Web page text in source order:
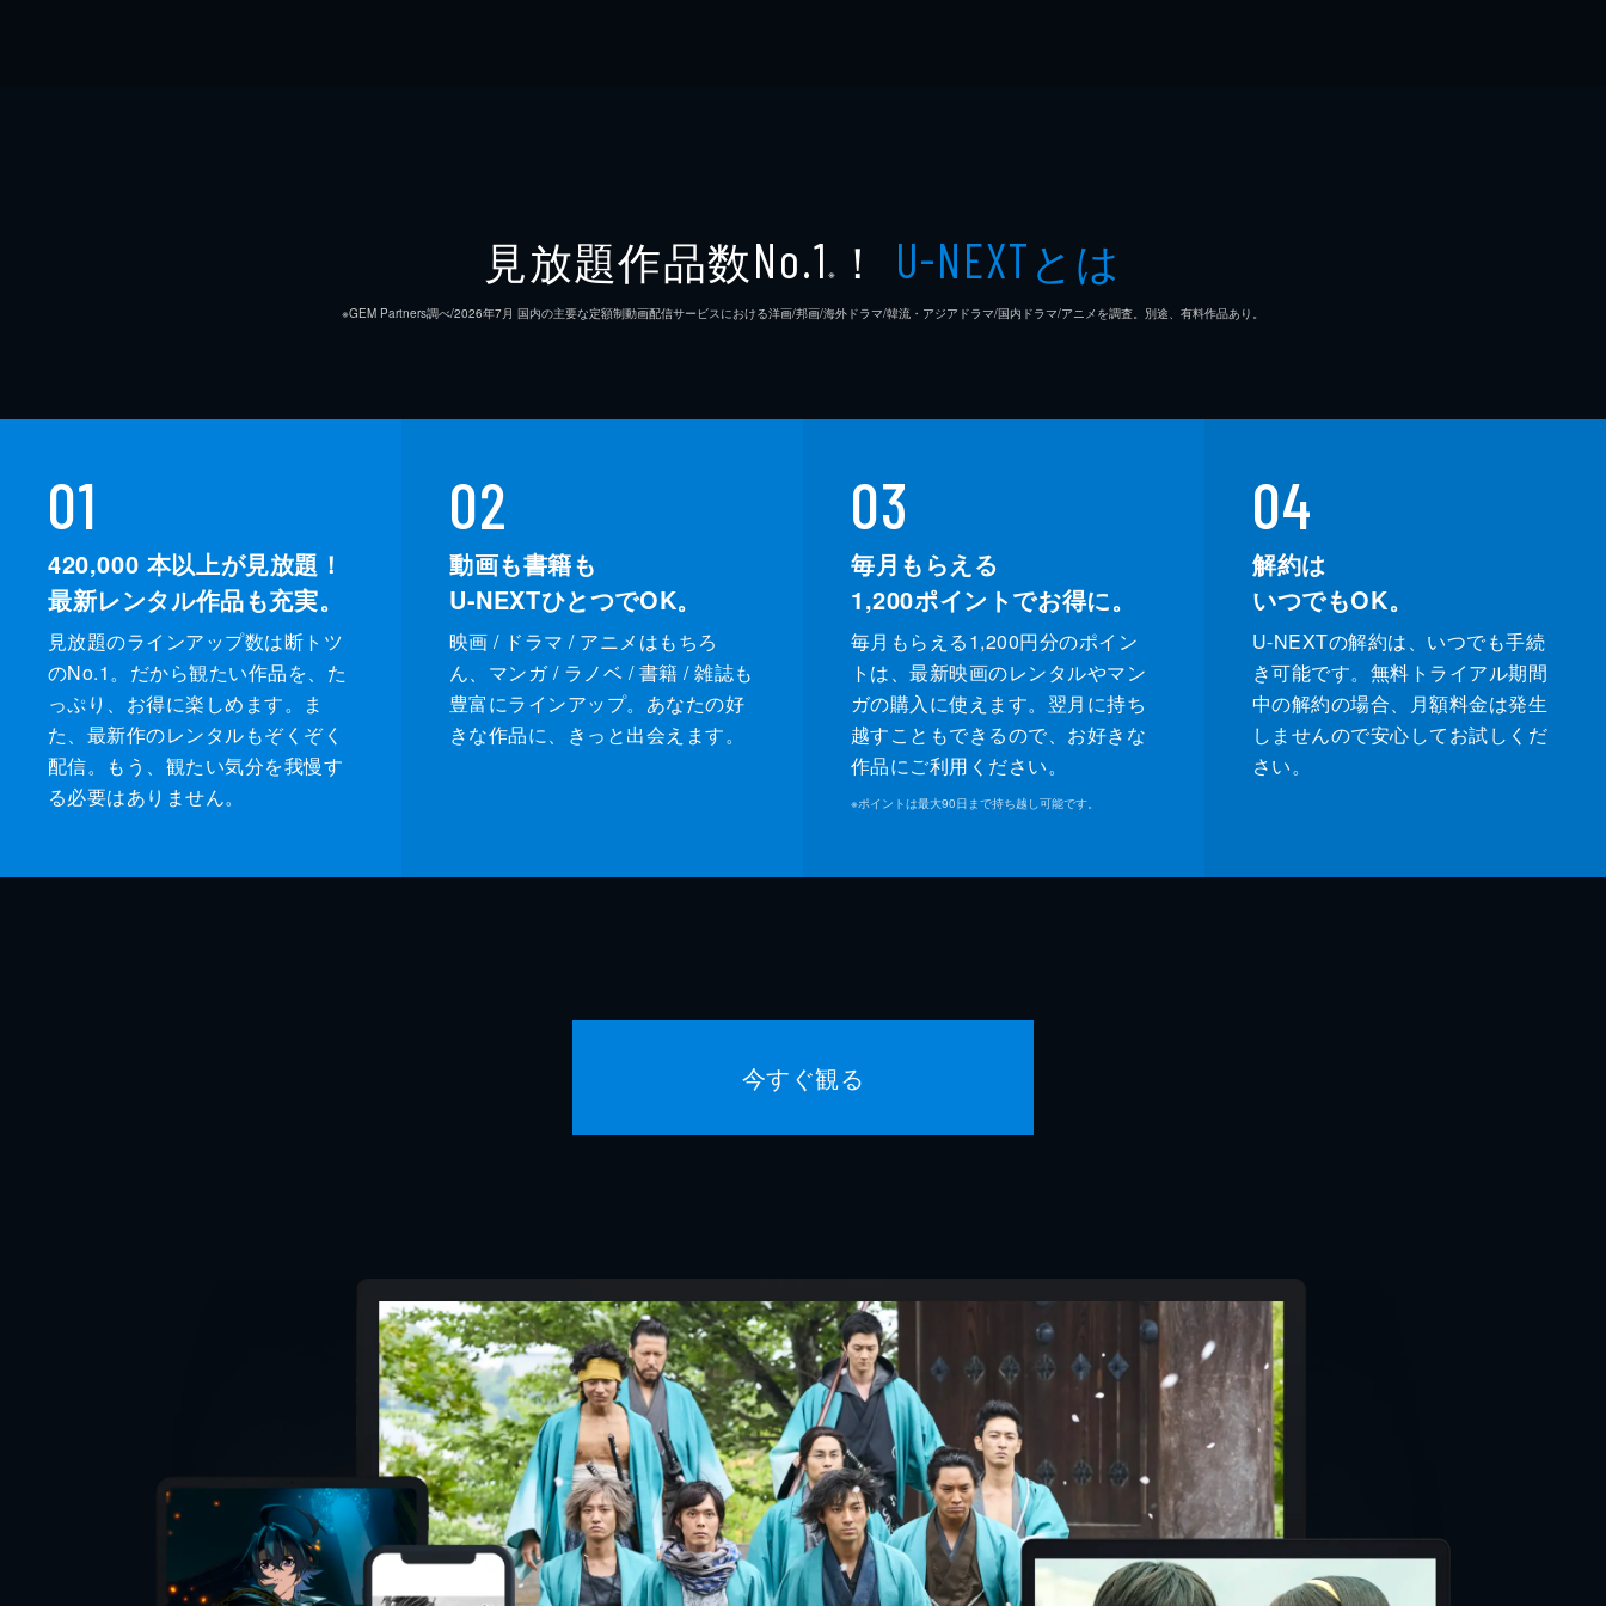
見放題作品数No.1 ※ ！ U-NEXTとは
※GEM Partners調べ/2026年7⽉ 国内の主要な定額制動画配信サービスにおける洋画/邦画/海外ドラマ/韓流・アジアドラマ/国内ドラマ/アニメを調査。別途、有料作品あり。
01
420,000 本以上が見放題！
最新レンタル作品も充実。
見放題のラインアップ数は断トツ
のNo.1。だから観たい作品を、た
っぷり、お得に楽しめます。ま
た、最新作のレンタルもぞくぞく
配信。もう、観たい気分を我慢す
る必要はありません。
02
動画も書籍も
U-NEXTひとつでOK。
映画 / ドラマ / アニメはもちろ
ん、マンガ / ラノベ / 書籍 / 雑誌も
豊富にラインアップ。あなたの好
きな作品に、きっと出会えます。
03
毎月もらえる
1,200ポイントでお得に。
毎月もらえる1,200円分のポイン
トは、最新映画のレンタルやマン
ガの購入に使えます。翌月に持ち
越すこともできるので、お好きな
作品にご利用ください。
※ポイントは最大90日まで持ち越し可能です。
04
解約は
いつでもOK。
U-NEXTの解約は、いつでも手続
き可能です。無料トライアル期間
中の解約の場合、月額料金は発生
しませんので安心してお試しくだ
さい。
今すぐ観る